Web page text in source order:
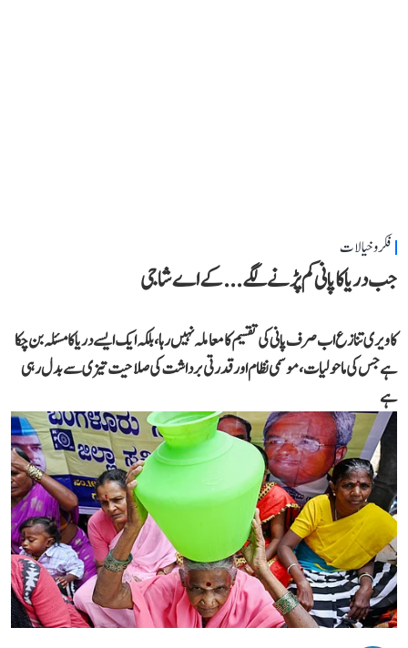
فکر و خیالات
جب دریا کا پانی کم پڑنے لگے...کے اے شاجی
کاویری تنازع اب صرف پانی کی تقسیم کا معاملہ نہیں رہا، بلکہ ایک ایسے دریا کا مسئلہ بن چکا
ہے جس کی ماحولیات، موسمی نظام اور قدرتی برداشت کی صلاحیت تیزی سے بدل رہی
ہے